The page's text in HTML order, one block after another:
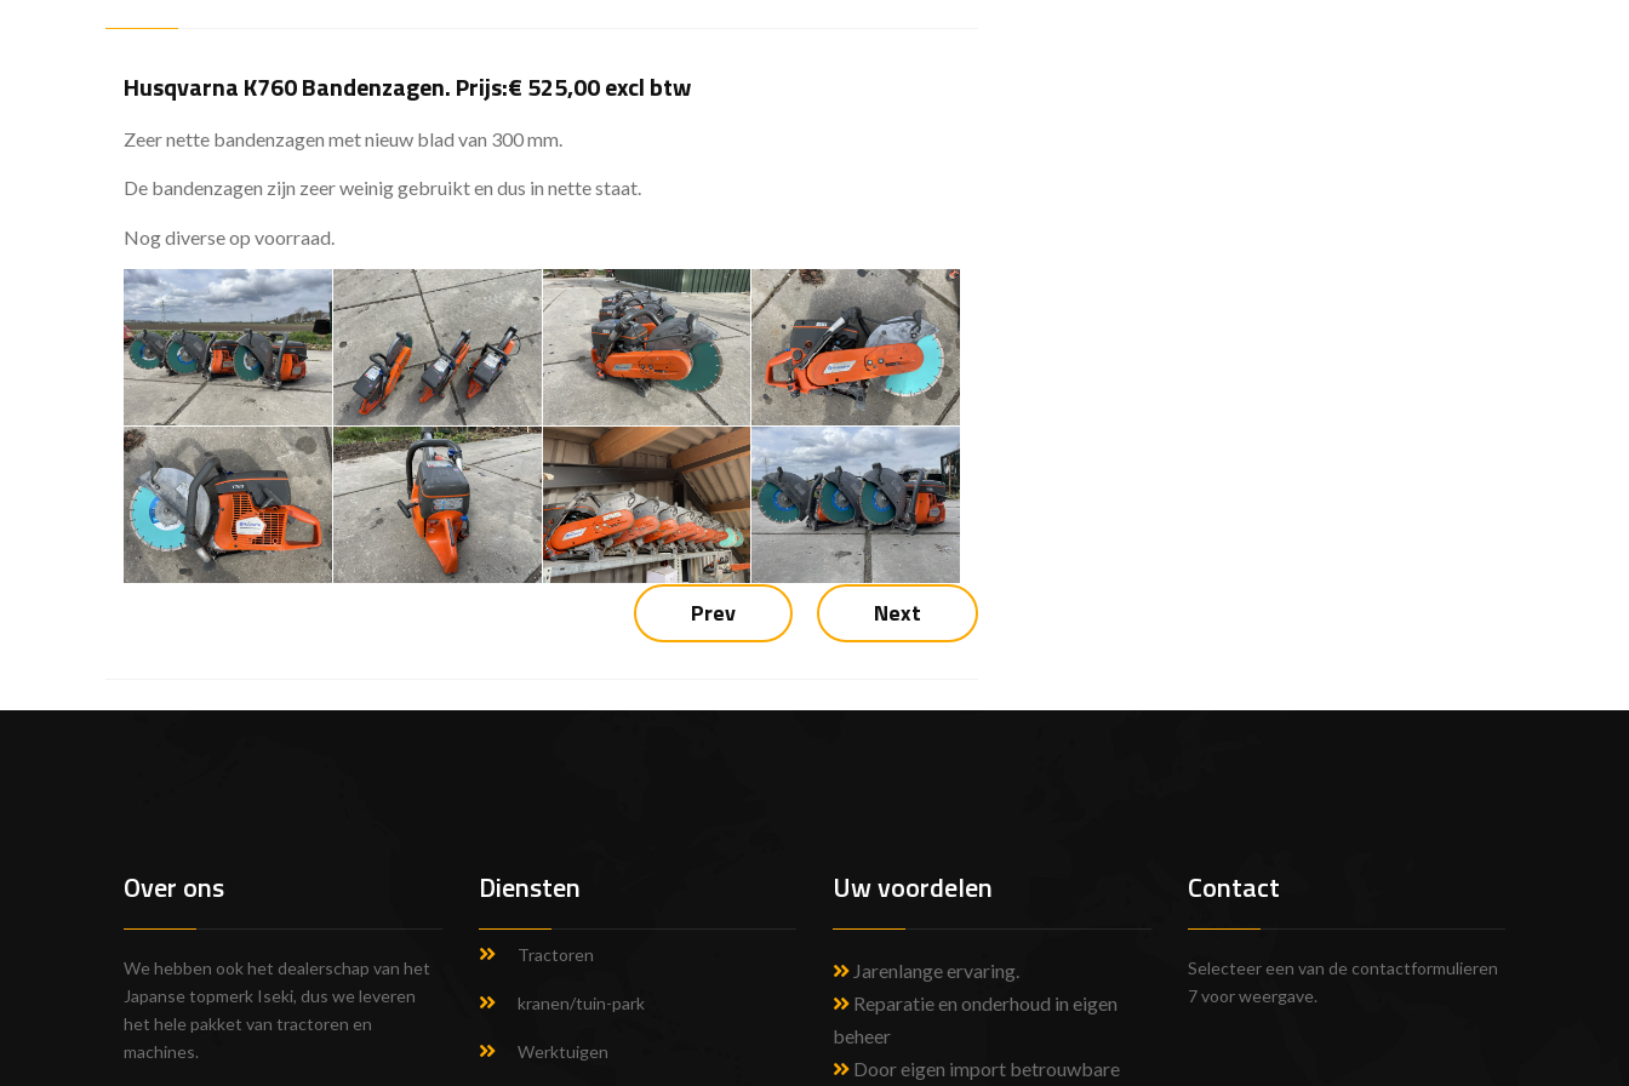
Husqvarna K760 Bandenzagen. Prijs:€ 525,00 excl btw
Zeer nette bandenzagen met nieuw blad van 300 mm.
De bandenzagen zijn zeer weinig gebruikt en dus in nette staat.
Nog diverse op voorraad.
Prev Next
Over ons
We hebben ook het dealerschap van het
Japanse topmerk Iseki, dus we leveren
het hele pakket van tractoren en
machines.
Diensten
Tractoren
kranen/tuin-park
Werktuigen
Uw voordelen
Jarenlange ervaring.
Reparatie en onderhoud in eigen
beheer
Door eigen import betrouwbare
Contact
Selecteer een van de contactformulieren
7 voor weergave.